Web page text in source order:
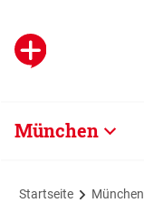
München
Startseite München